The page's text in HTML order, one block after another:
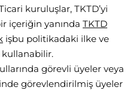
kuruluşlar, TKTD’yi
içeriğin yanında TKTD
işbu politikadaki ilke ve
kullanabilir.
görevli üyeler veya
görevlendirilmiş üyeler